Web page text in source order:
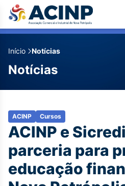
Início Notícias
Notícias
ACINP Cursos
ACINP e
parceria para
educação